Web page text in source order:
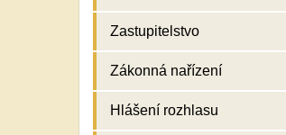
Zastupitelstvo
Zákonná nařízení
Hlášení rozhlasu